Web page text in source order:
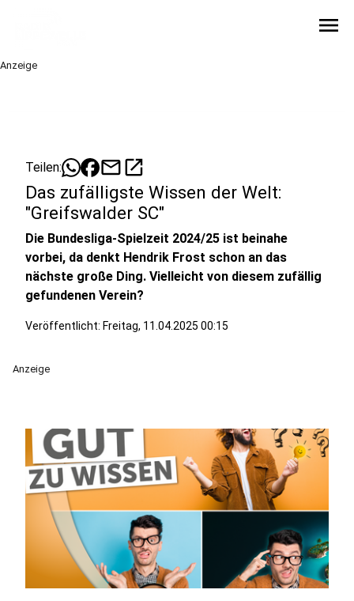
menu
Anzeige
Teilen: mailopen_in_new
Das zufälligste Wissen der Welt:
"Greifswalder SC"
Die Bundesliga-Spielzeit 2024/25 ist beinahe
vorbei, da denkt Hendrik Frost schon an das
nächste große Ding. Vielleicht von diesem zufällig
gefundenen Verein?
Veröffentlicht: Freitag, 11.04.2025 00:15
Anzeige